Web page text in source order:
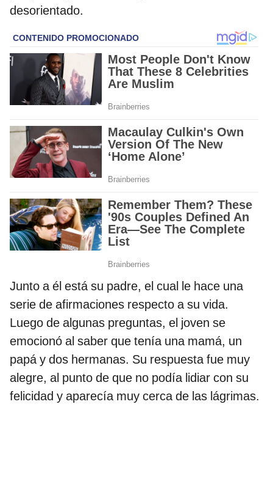
desorientado.
Junto a él está su padre, el cual le hace una
serie de afirmaciones respecto a su vida.
Luego de algunas preguntas, el joven se
emocionó al saber que tenía una mamá, un
papá y dos hermanas. Su respuesta fue muy
alegre, al punto de que no podía lidiar con su
felicidad y aparecía muy cerca de las lágrimas.